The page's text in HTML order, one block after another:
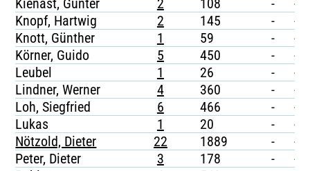
Kienast, Günter
2 108 -
-
Knopf, Hartwig
2 145 -
-
Knott, Günther
1 59 -
-
Körner, Guido
5 450 -
-
Leubel
1 26 -
-
Lindner, Werner
4 360 -
-
Loh, Siegfried
6 466 -
-
Lukas
1 20 -
-
Nötzold, Dieter
22 1889 -
-
Peter, Dieter
3 178 -
-